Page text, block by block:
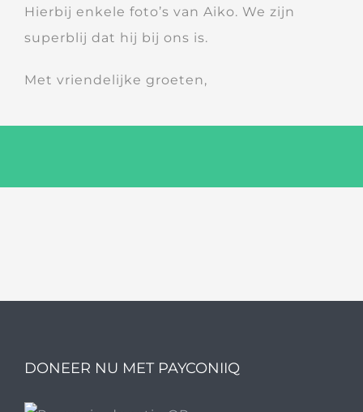
Hierbij enkele foto’s van Aiko. We zijn
superblij dat hij bij ons is.
Met vriendelijke groeten,
DONEER NU MET PAYCONIIQ